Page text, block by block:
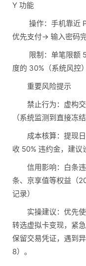
Y 功能
操作：手机靠近
优先支付→ 输入密码
限制：单笔限额
度的 30%（系统风控）
重要风险提示
禁止行为：虚构
（系统监测到直接冻
成本核算：提现
收 50% 违约金，建议
信用影响：白条
条、京享值等权益（
记录）
实操建议：优先
转选虚拟卡变现，紧
保留交易凭证，遇到
8）。